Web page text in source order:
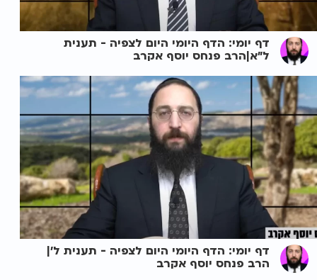
דף יומי: הדף היומי היום לצפיה - תענית
ל"א|הרב פנחס יוסף אקרב
דף יומי: הדף היומי היום לצפיה - תענית ל'|
הרב פנחס יוסף אקרב